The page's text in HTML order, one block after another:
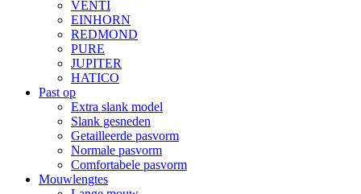
VENTI
EINHORN
REDMOND
PURE
JUPITER
HATICO
Past op
Extra slank model
Slank gesneden
Getailleerde pasvorm
Normale pasvorm
Comfortabele pasvorm
Mouwlengtes